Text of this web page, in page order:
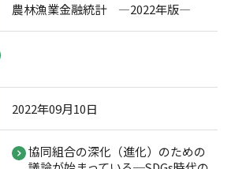
農林漁業金融統計 ―2022年版―
2022年09月10日
協同組合の深化（進化）のための